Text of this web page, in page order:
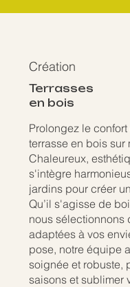
Création
Terrasses
en bois
Prolongez le
terrasse en bois sur
Chaleureux,
s'intègre
jardins pour créer
Qu’il s'agisse de
nous sélectionnons
adaptées à vos
pose, notre équipe
soignée et robuste,
saisons et sublimer